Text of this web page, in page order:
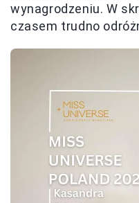
wynagrodzeniu. W
czasem trudno